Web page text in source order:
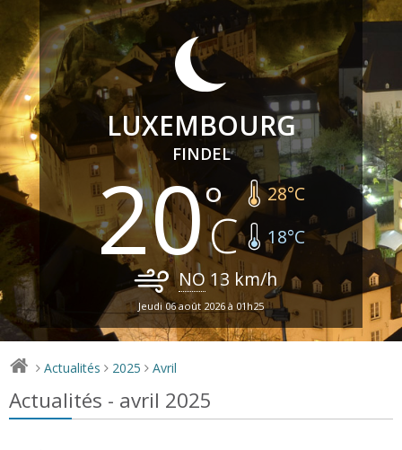
LUXEMBOURG
FINDEL
20 28°C
18°C
NO 13 km/h
Jeudi 06 août 2026 à 01h25
> Actualités > 2025 > Avril
Actualités - avril 2025